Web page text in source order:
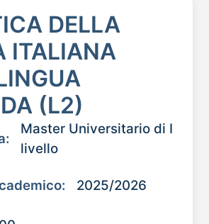
DELLA
ITALIANA
(L2)
Master Universitario di I
livello
2025/2026